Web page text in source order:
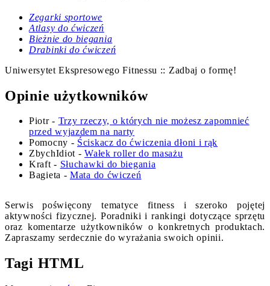
Zegarki sportowe
Atlasy do ćwiczeń
Bieżnie do biegania
Drabinki do ćwiczeń
Uniwersytet Ekspresowego Fitnessu :: Zadbaj o formę!
Opinie użytkowników
Piotr- Trzy rzeczy, o których nie możesz zapomnieć
przed wyjazdem na narty
Pomocny - Ściskacz do ćwiczenia dłoni i rąk
ZbychIdiot -Wałek roller do masażu
Kraft- Słuchawki do biegania
Bagieta -Mata do ćwiczeń
Serwis poświęcony tematyce fitness i szeroko pojętej
aktywności fizycznej. Poradniki i rankingi dotyczące sprzętu
oraz komentarze użytkowników o konkretnych produktach.
Zapraszamy serdecznie do wyrażania swoich opinii.
Tagi HTML